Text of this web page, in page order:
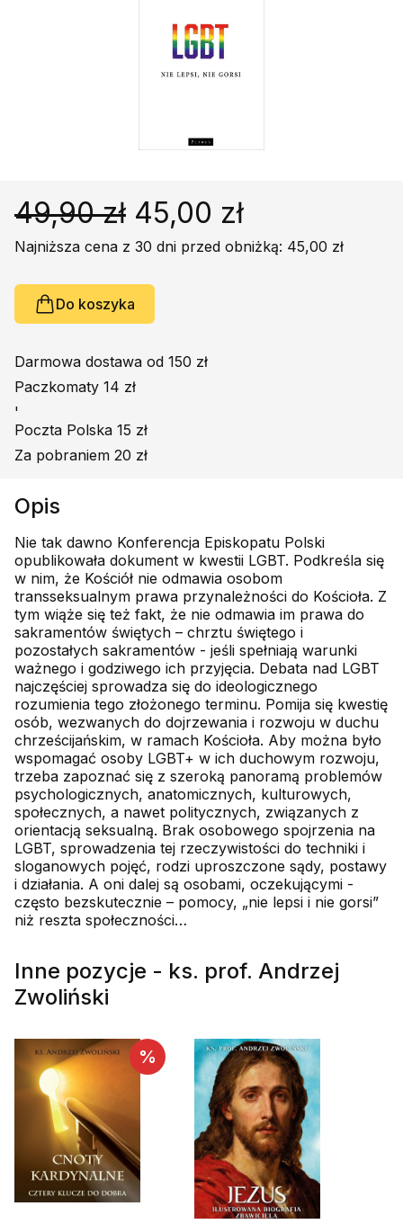
Podręczniki szkolne
Promocja
49,90 zł 45,00 zł
Najniższa cena z 30 dni przed obniżką: 45,00 zł
Do koszyka
Darmowa dostawa od 150 zł
Paczkomaty 14 zł
'
Poczta Polska 15 zł
Za pobraniem 20 zł
Opis
Nie tak dawno Konferencja Episkopatu Polski
opublikowała dokument w kwestii LGBT. Podkreśla się
w nim, że Kościół nie odmawia osobom
transseksualnym prawa przynależności do Kościoła. Z
tym wiąże się też fakt, że nie odmawia im prawa do
sakramentów świętych – chrztu świętego i
pozostałych sakramentów - jeśli spełniają warunki
ważnego i godziwego ich przyjęcia. Debata nad LGBT
najczęściej sprowadza się do ideologicznego
rozumienia tego złożonego terminu. Pomija się kwestię
osób, wezwanych do dojrzewania i rozwoju w duchu
chrześcijańskim, w ramach Kościoła. Aby można było
wspomagać osoby LGBT+ w ich duchowym rozwoju,
trzeba zapoznać się z szeroką panoramą problemów
psychologicznych, anatomicznych, kulturowych,
społecznych, a nawet politycznych, związanych z
orientacją seksualną. Brak osobowego spojrzenia na
LGBT, sprowadzenia tej rzeczywistości do techniki i
sloganowych pojęć, rodzi uproszczone sądy, postawy
i działania. A oni dalej są osobami, oczekującymi -
często bezskutecznie – pomocy, „nie lepsi i nie gorsi”
niż reszta społeczności…
Inne pozycje - ks. prof. Andrzej
Zwoliński
%